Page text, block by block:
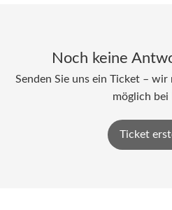
Noch keine
Senden Sie uns ein Ticket –
möglich bei
Ticket